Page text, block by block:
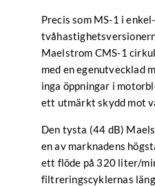
Precis som MS-1 i
Maelstrom CMS-1
med en egenutvecklad
inga öppningar i
ett utmärkt skydd mot
Den tysta (44 dB)
en av marknadens
ett flöde på 320 liter/
filtreringscyklernas